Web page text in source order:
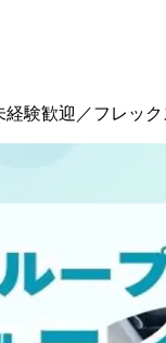
験歓迎／フレッ